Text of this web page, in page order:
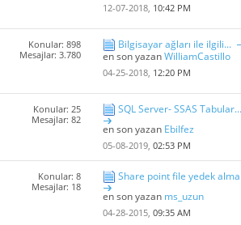
12-07-2018, 10:42 PM
Konular: 898
Mesajlar: 3.780
Bilgisayar ağları ile ilgili...
en son yazanWilliamCastillo
04-25-2018, 12:20 PM
Konular: 25
Mesajlar: 82
SQL Server- SSAS Tabular...
en son yazan Ebilfez
05-08-2019, 02:53 PM
Konular: 8
Mesajlar: 18
Share point file yedek alma
en son yazan ms_uzun
04-28-2015, 09:35 AM